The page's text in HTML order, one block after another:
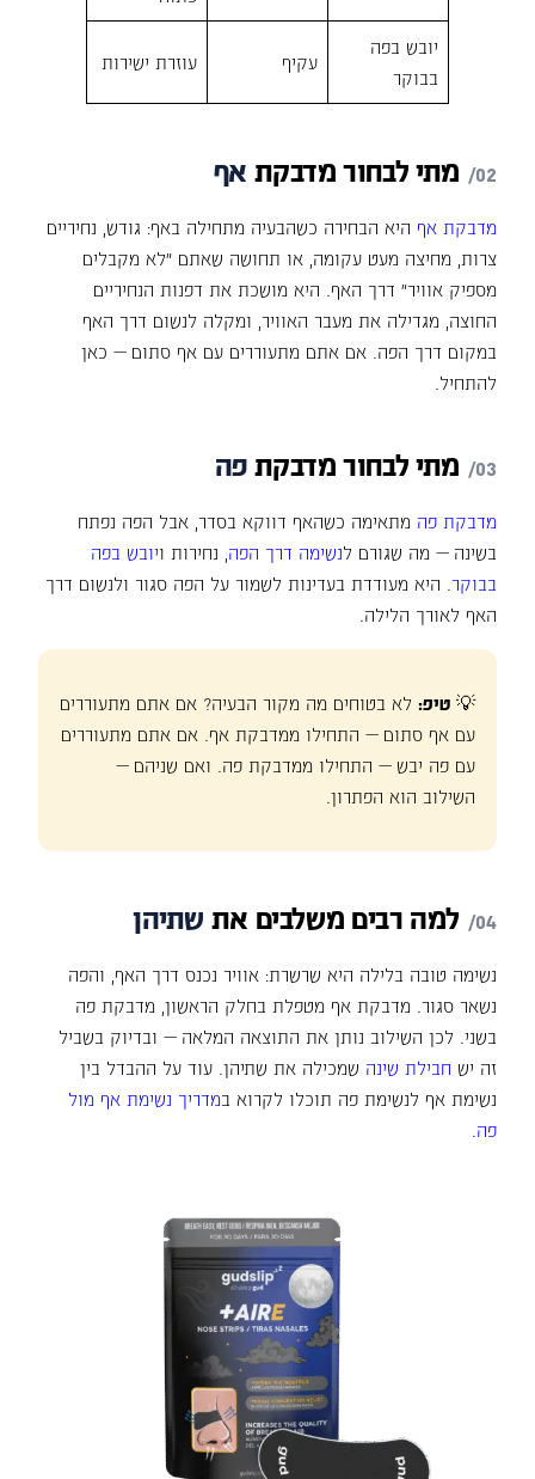
יובש בפה
בבוקר
עקיף עוזרת ישירות
מתילבחור מדבקת אף
מדבקת אף היא הבחירה כשהבעיה מתחילה באף: גודש, נחיריים
צרות, מחיצה מעט עקומה, או תחושה שאתם "לא מקבלים
מספיק אוויר" דרך האף. היא מושכת את דפנות הנחיריים
החוצה, מגדילה את מעבר האוויר, ומקלה לנשום דרך האף
במקום דרך הפה. אם אתם מתעוררים עם אף סתום — כאן
להתחיל.
מתילבחור מדבקתפה
מדבקת פה מתאימה כשהאף דווקא בסדר, אבל הפה נפתח
בשינה — מה שגורם לנשימה דרך הפה , נחירות ויובש בפה
בבוקר . היא מעודדת בעדינות לשמור על הפה סגור ולנשום דרך
האף לאורך הלילה.
💡 טיפ: לא בטוחים מה מקור הבעיה? אם אתם מתעוררים
עם אף סתום — התחילו ממדבקת אף. אם אתם מתעוררים
עם פה יבש — התחילו ממדבקת פה. ואם שניהם —
השילוב הוא הפתרון.
למה רבים משלבים את שתיהן
נשימה טובה בלילה היא שרשרת: אוויר נכנס דרך האף, והפה
נשאר סגור. מדבקת אף מטפלת בחלק הראשון, מדבקת פה
בשני. לכן השילוב נותן את התוצאה המלאה — ובדיוק בשביל
זה יש חבילת שינה שמכילה את שתיהן. עוד על ההבדל בין
נשימת אף לנשימת פה תוכלו לקרוא במדריך נשימת אף מול
פה